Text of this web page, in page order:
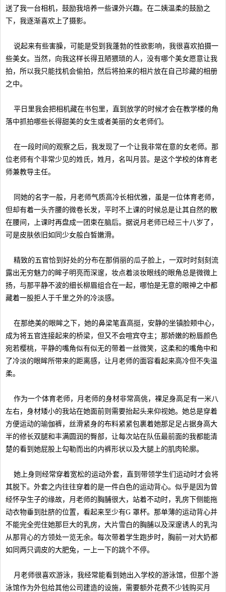
送了我一台相机，鼓励我培养一些课外兴趣。在二姨温柔的鼓励之
下，我逐渐喜欢上了摄影。
说起来有些害臊，可能是受到我蓬勃的性欲影响，我很喜欢拍摄一
些美女。当然，向我这样长得丑陋猥琐的人，没有哪个美女愿意让我
拍，所以我只能找机会偷拍，然后将拍来的相片放在自己珍藏的相册
之中。
平日里我会把相机藏在书包里，直到放学的时候才会在教学楼的角
落中抓拍哪些长得甜美的女生或者美丽的女老师们。
在一段时间的观察之后，我发现了一个让我非常在意的女老师。那
位老师有个非常少见的姓氏，姓月，名叫月芸。是这个学校的体育老
师兼教导主任。
同她的名字一般，月老师气质高冷长相优雅，虽是一位体育老师，
但却有着一头齐腰的微卷长发，平时不上课的时候总是让其自然的散
在腰间，上课时再盘成一团束在脑后。据说月老师已经三十八岁了，
可是皮肤依旧如同少女般白皙嫩滑。
精致的五官恰到好处的分布在那俏丽的瓜子脸上，一双时时刻刻流
露出无穷魅力的眸子明亮而深邃，妆点着淡妆眼线的眼角总是微微上
扬，与那平静不波的细长柳眉组合在一起，哪怕是无意的眼神之中都
藏着一股拒人于千里之外的冷淡感。
在那绝美的眼眸之下，她的鼻梁笔直高挺，安静的坐镇脸颊中心，
成为将五官连接起来的桥梁，但又不会喧宾夺主；那娇嫩的粉唇颜色
宛若樱桃，平静的嘴角似有似无的带着一丝微笑，这柔和的嘴角中和
了冷淡的眼眸所带来的距离感，让月老师的面容看起来高冷但不失温
柔。
作为一个体育老师，月老师的身材非常高佻，裸足身高足有一米八
左右，身材矮小的我站在她面前则需要抬起头来仰视她。她总是穿着
方便运动的瑜伽裤，丝滑紧身的布料紧紧包裹着她那足足占据身高大
半的修长双腿和丰满圆润的臀部，让每次站在队伍最前面的我都能清
楚的看到她屁股上勾勒而出的内裤形状以及大腿上的肌肉轮廓。
她上身则经常穿着宽松的运动外套，直到带领学生们运动时才会将
其脱下。外套之内往往穿着的是一件白色的运动背心。似乎是因为曾
经怀孕生子的缘故，月老师的胸脯很大，站着不动时，乳房下侧能拖
动衣物垂到肚脐的位置，看起来至少有G 罩杯。那单薄的运动背心并
不能完全兜住她那巨大的乳房，大片雪白的胸脯以及深邃诱人的乳沟
从那背心的方领处一览无余。每次带着学生跑步时，胸前一对大奶都
如同两只调皮的大肥兔，一上一下的跳个不停。
月老师很喜欢游泳，我经常能看到她出入学校的游泳馆，但那个游
泳馆作为外包给其他公司建造的设施，需要额外花费不少钱购买月